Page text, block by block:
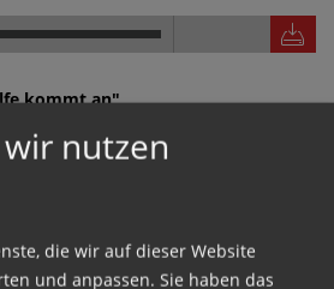
kommt an"
Alexander Bodmann im
nutzen
die wir auf dieser Website
und anpassen. Sie haben das